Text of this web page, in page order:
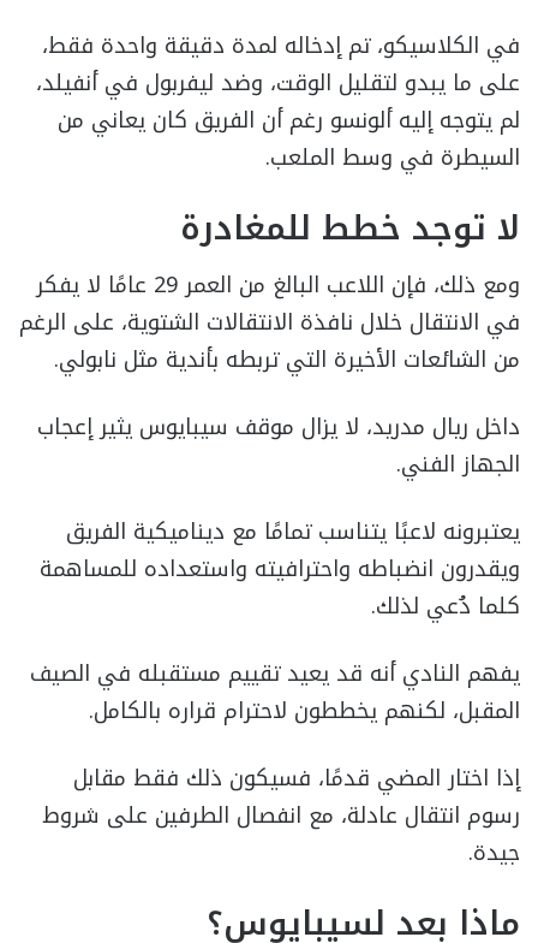
في الكلاسيكو، تم إدخاله لمدة دقيقة واحدة فقط،
على ما يبدو لتقليل الوقت، وضد ليفربول في أنفيلد،
لم يتوجه إليه ألونسو رغم أن الفريق كان يعاني من
السيطرة في وسط الملعب.
لا توجد خطط للمغادرة
ومع ذلك، فإن اللاعب البالغ من العمر 29 عامًا لا يفكر
في الانتقال خلال نافذة الانتقالات الشتوية، على الرغم
من الشائعات الأخيرة التي تربطه بأندية مثل نابولي.
داخل ريال مدريد، لا يزال موقف سيبايوس يثير إعجاب
الجهاز الفني.
يعتبرونه لاعبًا يتناسب تمامًا مع ديناميكية الفريق
ويقدرون انضباطه واحترافيته واستعداده للمساهمة
كلما دُعي لذلك.
يفهم النادي أنه قد يعيد تقييم مستقبله في الصيف
المقبل، لكنهم يخططون لاحترام قراره بالكامل.
إذا اختار المضي قدمًا، فسيكون ذلك فقط مقابل
رسوم انتقال عادلة، مع انفصال الطرفين على شروط
جيدة.
ماذا بعد لسيبايوس؟